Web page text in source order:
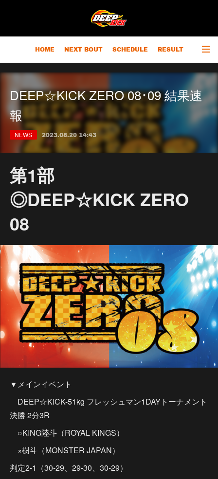
HOME NEXT BOUT SCHEDULE RESULT
RANKING CHAMPIONS OUTLINE
DEEP☆KICK ZERO 08･09 結果速
報
NEWS 2023.08.20 14:43
第1部
◎DEEP☆KICK ZERO
08
▼メインイベント
DEEP☆KICK-51kg フレッシュマン1DAYトーナメント
決勝 2分3R
○KING陸斗（ROYAL KINGS）
×樹斗（MONSTER JAPAN）
判定2-1（30-29、29-30、30-29）